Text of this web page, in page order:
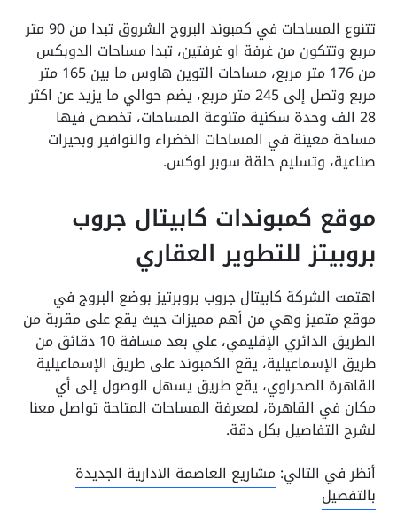
تتنوع المساحات في كمبوند البروج الشروق
تبدا من 90 متر
مربع وتتكون من غرفة او غرفتين، تبدا مساحات الدوبكس
من 176 متر مربع، مساحات التوين هاوس ما بين 165 متر
مربع وتصل إلى 245 متر مربع، يضم حوالي ما يزيد عن اكثر
28 الف وحدة سكنية متنوعة المساحات، تخصص فيها
مساحة معينة في المساحات الخضراء والنوافير وبحيرات
صناعية، وتسليم حلقة سوبر لوكس.
موقع كمبوندات كابيتال جروب
بروبيتز للتطوير العقاري
اهتمت الشركة كابيتال جروب بروبرتيز بوضع البروج في
موقع متميز وهي من أهم مميزات حيث يقع على مقربة من
الطريق الدائري الإقليمي، علي بعد مسافة 10 دقائق من
طريق الإسماعيلية، يقع الكمبوند على طريق الإسماعيلية
القاهرة الصحراوي، يقع طريق يسهل الوصول إلى أي
مكان في القاهرة، لمعرفة المساحات المتاحة تواصل معنا
لشرح التفاصيل بكل دقة.
أنظر في التالي: مشاريع العاصمة الادارية الجديدة
بالتفصيل